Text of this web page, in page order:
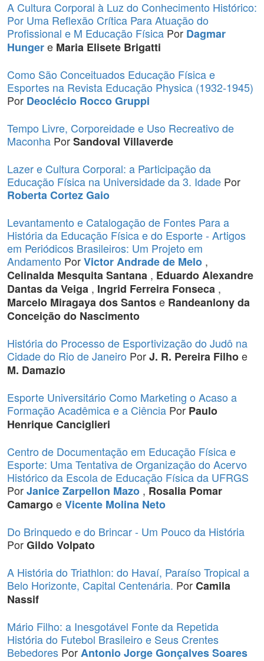
A Cultura Corporal à Luz do Conhecimento Histórico:
Por Uma Reflexão Crítica Para Atuação do
Profissional e M Educação Física Por Dagmar
Hungere Maria Elisete Brigatti
Como São Conceituados Educação Física e
Esportes na Revista Educação Physica (1932-1945)
Por Deoclécio Rocco Gruppi
Tempo Livre, Corporeidade e Uso Recreativo de
Maconha PorSandoval Villaverde
Lazer e Cultura Corporal: a Participação da
Educação Física na Universidade da 3. Idade Por
Roberta Cortez Gaio
Levantamento e Catalogação de Fontes Para a
História da Educação Física e do Esporte - Artigos
em Periódicos Brasileiros: Um Projeto em
Andamento PorVictor Andrade de Melo ,
Celinalda Mesquita Santana , Eduardo Alexandre
Dantas da Veiga , Ingrid Ferreira Fonseca ,
Marcelo Miragaya dos Santose Randeanlony da
Conceição do Nascimento
História do Processo de Esportivização do Judô na
Cidade do Rio de Janeiro PorJ. R. Pereira Filhoe
M. Damazio
Esporte Universitário Como Marketing o Acaso a
Formação Acadêmica e a Ciência Por Paulo
Henrique Canciglieri
Centro de Documentação em Educação Física e
Esporte: Uma Tentativa de Organização do Acervo
Histórico da Escola de Educação Física da UFRGS
PorJanice Zarpellon Mazo , Rosalia Pomar
CamargoeVicente Molina Neto
Do Brinquedo e do Brincar - Um Pouco da História
PorGildo Volpato
A História do Triathlon: do Havaí, Paraíso Tropical a
Belo Horizonte, Capital Centenária. PorCamila
Nassif
Mário Filho: a Inesgotável Fonte da Repetida
História do Futebol Brasileiro e Seus Crentes
Bebedores PorAntonio Jorge Gonçalves Soares